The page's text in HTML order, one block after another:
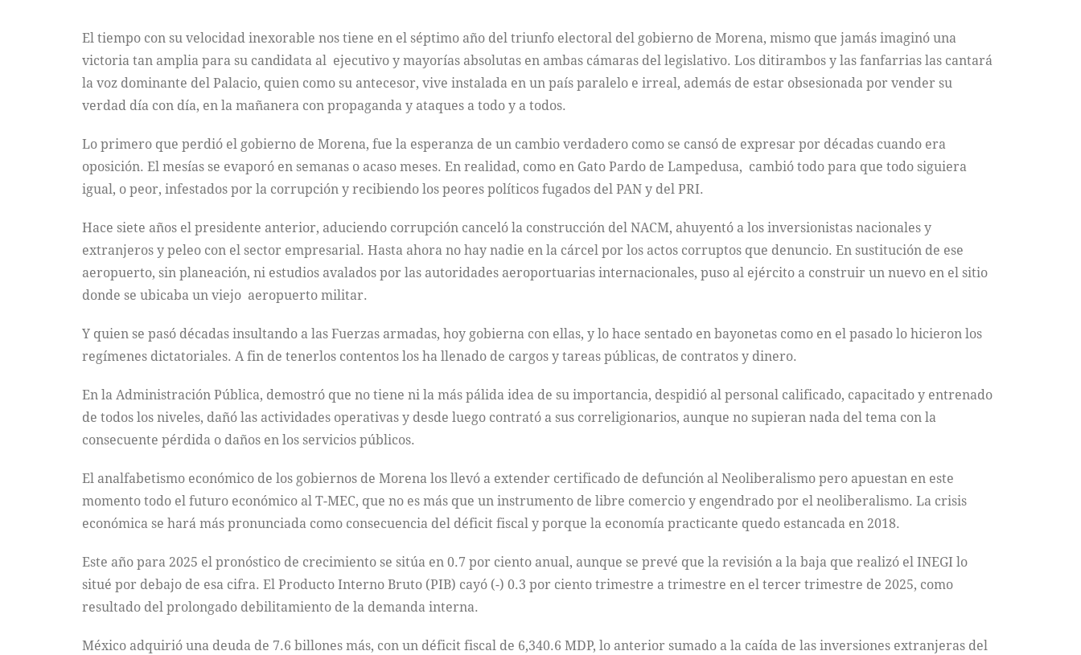
El tiempo con su velocidad inexorable nos tiene en el séptimo año del triunfo electoral del gobierno de Morena, mismo que jamás imaginó una
victoria tan amplia para su candidata al ejecutivo y mayorías absolutas en ambas cámaras del legislativo. Los ditirambos y las fanfarrias las cantará
la voz dominante del Palacio, quien como su antecesor, vive instalada en un país paralelo e irreal, además de estar obsesionada por vender su
verdad día con día, en la mañanera con propaganda y ataques a todo y a todos.
Lo primero que perdió el gobierno de Morena, fue la esperanza de un cambio verdadero como se cansó de expresar por décadas cuando era
oposición. El mesías se evaporó en semanas o acaso meses. En realidad, como en Gato Pardo de Lampedusa, cambió todo para que todo siguiera
igual, o peor, infestados por la corrupción y recibiendo los peores políticos fugados del PAN y del PRI.
Hace siete años el presidente anterior, aduciendo corrupción canceló la construcción del NACM, ahuyentó a los inversionistas nacionales y
extranjeros y peleo con el sector empresarial. Hasta ahora no hay nadie en la cárcel por los actos corruptos que denuncio. En sustitución de ese
aeropuerto, sin planeación, ni estudios avalados por las autoridades aeroportuarias internacionales, puso al ejército a construir un nuevo en el sitio
donde se ubicaba un viejo aeropuerto militar.
Y quien se pasó décadas insultando a las Fuerzas armadas, hoy gobierna con ellas, y lo hace sentado en bayonetas como en el pasado lo hicieron los
regímenes dictatoriales. A fin de tenerlos contentos los ha llenado de cargos y tareas públicas, de contratos y dinero.
En la Administración Pública, demostró que no tiene ni la más pálida idea de su importancia, despidió al personal calificado, capacitado y entrenado
de todos los niveles, dañó las actividades operativas y desde luego contrató a sus correligionarios, aunque no supieran nada del tema con la
consecuente pérdida o daños en los servicios públicos.
El analfabetismo económico de los gobiernos de Morena los llevó a extender certificado de defunción al Neoliberalismo pero apuestan en este
momento todo el futuro económico al T-MEC, que no es más que un instrumento de libre comercio y engendrado por el neoliberalismo. La crisis
económica se hará más pronunciada como consecuencia del déficit fiscal y porque la economía practicante quedo estancada en 2018.
Este año para 2025 el pronóstico de crecimiento se sitúa en 0.7 por ciento anual, aunque se prevé que la revisión a la baja que realizó el INEGI lo
situé por debajo de esa cifra. El Producto Interno Bruto (PIB) cayó (-) 0.3 por ciento trimestre a trimestre en el tercer trimestre de 2025, como
resultado del prolongado debilitamiento de la demanda interna.
México adquirió una deuda de 7.6 billones más, con un déficit fiscal de 6,340.6 MDP, lo anterior sumado a la caída de las inversiones extranjeras del